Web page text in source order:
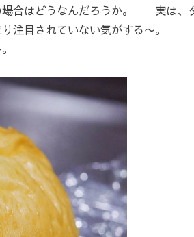
場合はどうなんだろうか。 実は、
注目されていない気がする〜。